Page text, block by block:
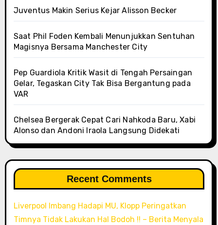
Juventus Makin Serius Kejar Alisson Becker
Saat Phil Foden Kembali Menunjukkan Sentuhan
Magisnya Bersama Manchester City
Pep Guardiola Kritik Wasit di Tengah Persaingan
Gelar, Tegaskan City Tak Bisa Bergantung pada
VAR
Chelsea Bergerak Cepat Cari Nahkoda Baru, Xabi
Alonso dan Andoni Iraola Langsung Didekati
Recent Comments
Liverpool Imbang Hadapi MU, Klopp Peringatkan
Timnya Tidak Lakukan Hal Bodoh !! – Berita Menyala